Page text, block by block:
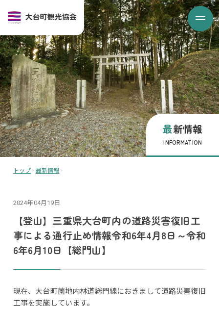
最新情報
INFORMATION
トップ - 最新情報 -
2024年04月19日
【登山】三重県大台町内の道路災害復旧工
事による通行止め情報令和6年4月8日～令和
6年6月10日【総門山】
現在、大台町薗地内林道総門線におきまして道路災害復旧
工事を実施しています。